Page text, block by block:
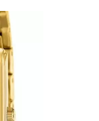
převzal značku pan
společnost Lotus a
od pana Georga
bum quartzových
jimi své hodinky z
ještě takové
quartzovými strojky
století. V
automaty, takže
se zde zcela
nošení.